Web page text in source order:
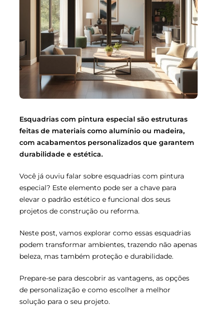
Esquadrias com pintura especial são estruturas
feitas de materiais como alumínio ou madeira,
com acabamentos personalizados que garantem
durabilidade e estética.
Você já ouviu falar sobre esquadrias com pintura
especial? Este elemento pode ser a chave para
elevar o padrão estético e funcional dos seus
projetos de construção ou reforma.
Neste post, vamos explorar como essas esquadrias
podem transformar ambientes, trazendo não apenas
beleza, mas também proteção e durabilidade.
Prepare-se para descobrir as vantagens, as opções
de personalização e como escolher a melhor
solução para o seu projeto.